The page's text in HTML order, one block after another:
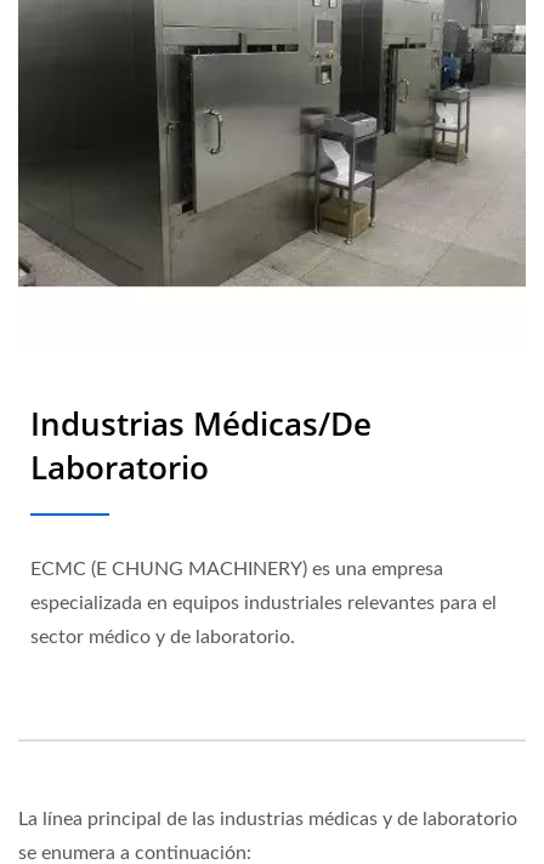
Industrias Médicas/de
Laboratorio
ECMC (E CHUNG MACHINERY) es una empresa
especializada en equipos industriales relevantes para el
sector médico y de laboratorio.
La línea principal de las industrias médicas y de laboratorio
se enumera a continuación: